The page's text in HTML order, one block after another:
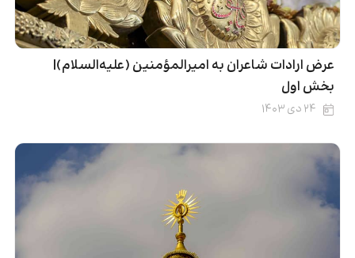
عرض ارادات شاعران به امیرالمؤمنین (علیه‌السلام)|
بخش اول
۲۴ دی ۱۴۰۳